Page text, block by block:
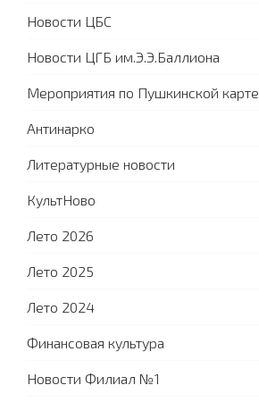
Новости ЦБС
Новости ЦГБ им.Э.Э.Баллиона
Мероприятия по Пушкинской карте
Антинарко
Литературные новости
КультНово
Лето 2026
Лето 2025
Лето 2024
Финансовая культура
Новости Филиал №1